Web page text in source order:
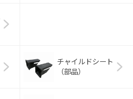
チャイルドシート
（部品）